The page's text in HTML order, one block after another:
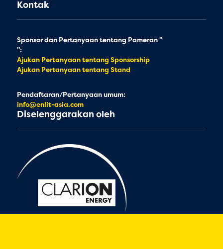
Kontak
Sponsor dan Pertanyaan tentang Pameran "
":
Ajukan Pertanyaan tentang Sponsorship
Ajukan Pertanyaan tentang Stand
Pendaftaran/Pertanyaan umum:
info@enlit-asia.com
Diselenggarakan oleh